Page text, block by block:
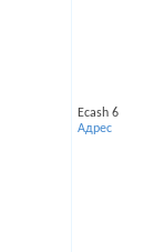
Ecash 6
Адрес